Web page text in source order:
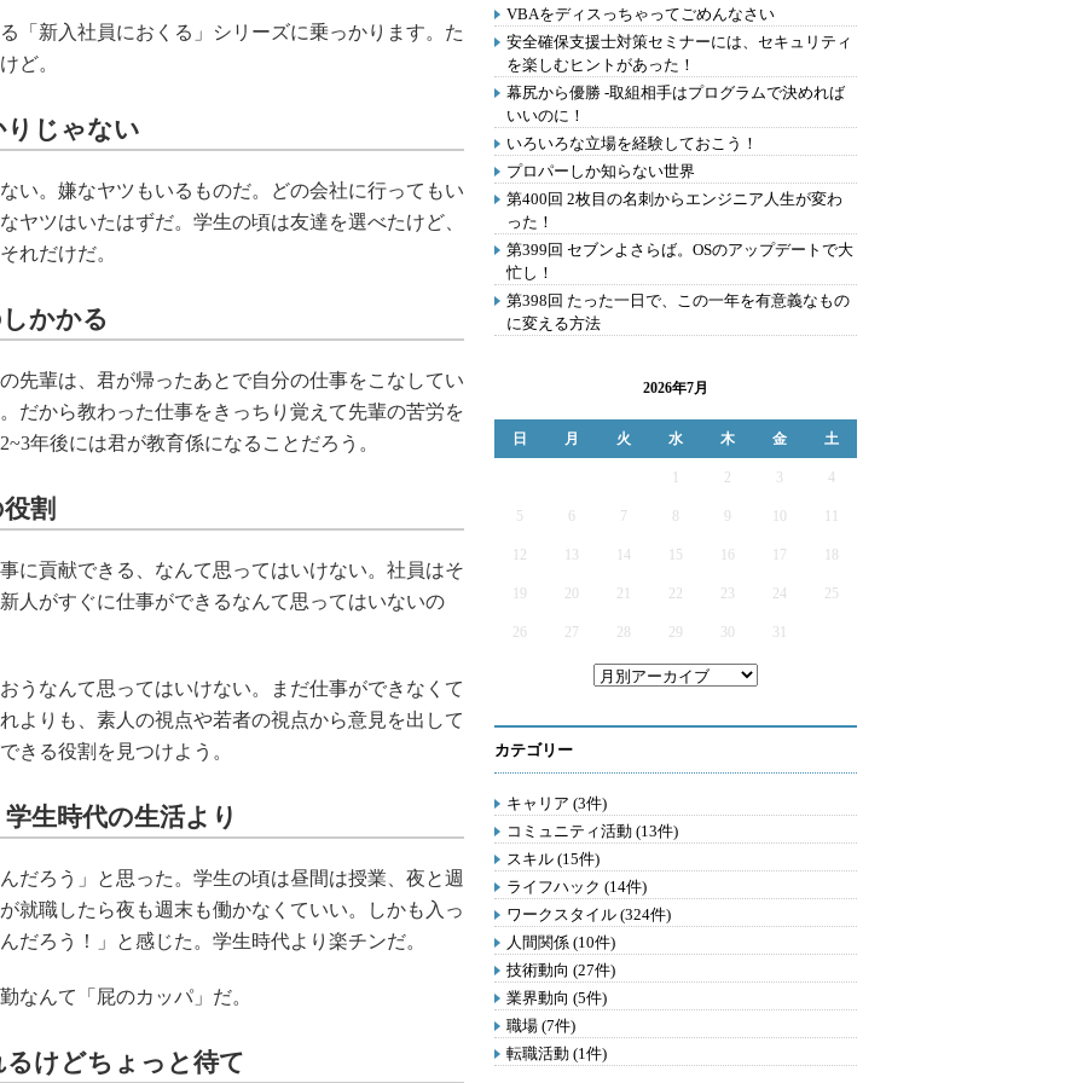
新入社員におくる」シリーズに乗っかります。た
ど。
じゃない
。嫌なヤツもいるものだ。どの会社に行ってもい
ヤツはいたはずだ。学生の頃は友達を選べたけど、
れだけだ。
かかる
輩は、君が帰ったあとで自分の仕事をこなしてい
だから教わった仕事をきっちり覚えて先輩の苦労を
年後には君が教育係になることだろう。
割
貢献できる、なんて思ってはいけない。社員はそ
人がすぐに仕事ができるなんて思ってはいないの
なんて思ってはいけない。まだ仕事ができなくて
よりも、素人の視点や若者の視点から意見を出して
きる役割を見つけよう。
生時代の生活より
ろう」と思った。学生の頃は昼間は授業、夜と週
就職したら夜も週末も働かなくていい。しかも入っ
だろう！」と感じた。学生時代より楽チンだ。
んて「屁のカッパ」だ。
けどちょっと待て
VBAをディスっちゃってごめんなさい
安全確保支援士対策セミナーには、セキュリティ
を楽しむヒントがあった！
幕尻から優勝 -取組相手はプログラムで決めれば
いいのに！
いろいろな立場を経験しておこう！
プロパーしか知らない世界
第400回 2枚目の名刺からエンジニア人生が変わ
った！
第399回 セブンよさらば。OSのアップデートで大
忙し！
第398回 たった一日で、この一年を有意義なもの
に変える方法
2026年7月
日 月 火 水 木 金 土
2 3 4
5 6 7 9
12 13 14 15 16 17
19 20 21 22 23 24 25
26 27 28 29 30 31
カテゴリー
キャリア (3件)
コミュニティ活動 (13件)
スキル (15件)
ライフハック (14件)
ワークスタイル (324件)
人間関係 (10件)
技術動向 (27件)
業界動向 (5件)
職場 (7件)
転職活動 (1件)